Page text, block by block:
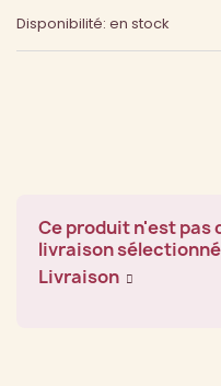
Disponibilité: en stock
Ce produit n'est pas
livraison
Livraison